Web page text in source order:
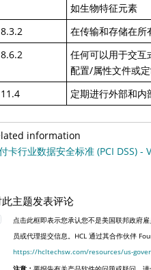
如生物特征元素
在传输和存储在所
任何可以用于交互
配置/属性文件或定
定期进行外部和内
information
卡行业数据安全标准 (PCI DSS) -
此主题发表评论
点击此框即表示您承认您不是美国联邦政府
员或代理提交信息。HCL 通过其合作伙伴
https://hcltechsw.com/resources/us-